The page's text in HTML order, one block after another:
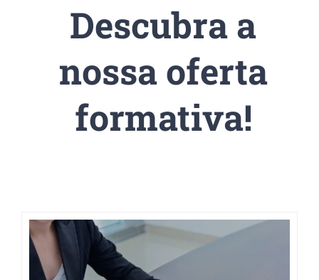
Descubra a
nossa oferta
formativa!